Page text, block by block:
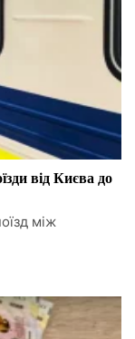
від Києва до
між